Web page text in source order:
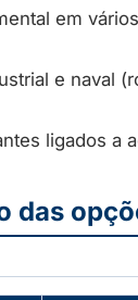
em
e naval
ligados a
das